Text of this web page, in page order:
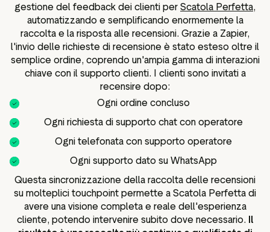
gestione del feedback dei clienti per Scatola Perfetta,
automatizzando e semplificando enormemente la
raccolta e la risposta alle recensioni. Grazie a Zapier,
l'invio delle richieste di recensione è stato esteso oltre il
semplice ordine, coprendo un'ampia gamma di interazioni
chiave con il supporto clienti. I clienti sono invitati a
recensire dopo:
Ogni ordine concluso
Ogni richiesta di supporto chat con operatore
Ogni telefonata con supporto operatore
Ogni supporto dato su WhatsApp
Questa sincronizzazione della raccolta delle recensioni
su molteplici touchpoint permette a Scatola Perfetta di
avere una visione completa e reale dell'esperienza
cliente, potendo intervenire subito dove necessario. Il